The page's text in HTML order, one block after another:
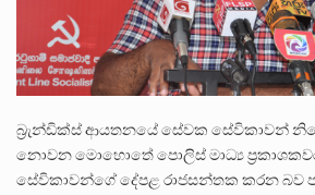
බ්‍රැන්ඩික්ස් ආයතනයේ සේවක සේවිකාවන්
නොවන මොහොතේ පොලිස් මාධ්‍ය
සේවිකාවන්ගේ දේපළ රාජසන්තක කරන බව